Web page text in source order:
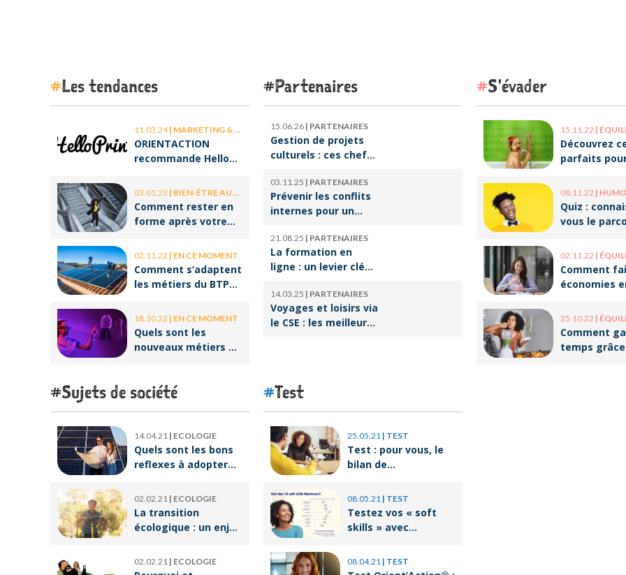
Les tendances
11.03.24| MARKETING & COMMUNICATION
ORIENTACTION
recommande Hello
des stickers et des
brochures
03.01.23 | BIEN-ÊTRE AU TRAVAIL
Comment rester en
forme après votre
02.11.22 | EN CE MOMENT
Comment s’adaptent
les métiers du BTP
environnementaux ?
18.10.22 | EN CE MOMENT
Quels sont les
nouveaux métiers de
Partenaires
15.06.26 | PARTENAIRES
Gestion de projets
culturels : ces chefs
l’ombre qui font vivre
la culture
03.11.25 | PARTENAIRES
Prévenir les conflits
internes pour un
serein
21.08.25 | PARTENAIRES
La formation en
ligne : un levier clé
reconversion
professionnelle
14.03.25 | PARTENAIRES
Voyages et loisirs via
le CSE : les meilleures
S'évader
15.11.22 | ÉQUILIBRE
Découvrez
parfaits
le travail !
08.11.22 |
Quiz :
vous le
populaires ?
02.11.22 | ÉQUILIBRE
Comment
économies
organisation
25.10.22 | ÉQUILIBRE
Comment
temps
Sujets de société
14.04.21 | ECOLOGIE
Quels sont les bons
reflexes à adopter
écoresponsable ?
02.02.21 | ECOLOGIE
La transition
écologique : un enjeu
avenir meilleur
02.02.21 | ECOLOGIE
Test
25.05.21 | TEST
Test : pour vous, le
bilan de
quoi ?
08.05.21 | TEST
Testez vos « soft
skills » avec
08.04.21 | TEST